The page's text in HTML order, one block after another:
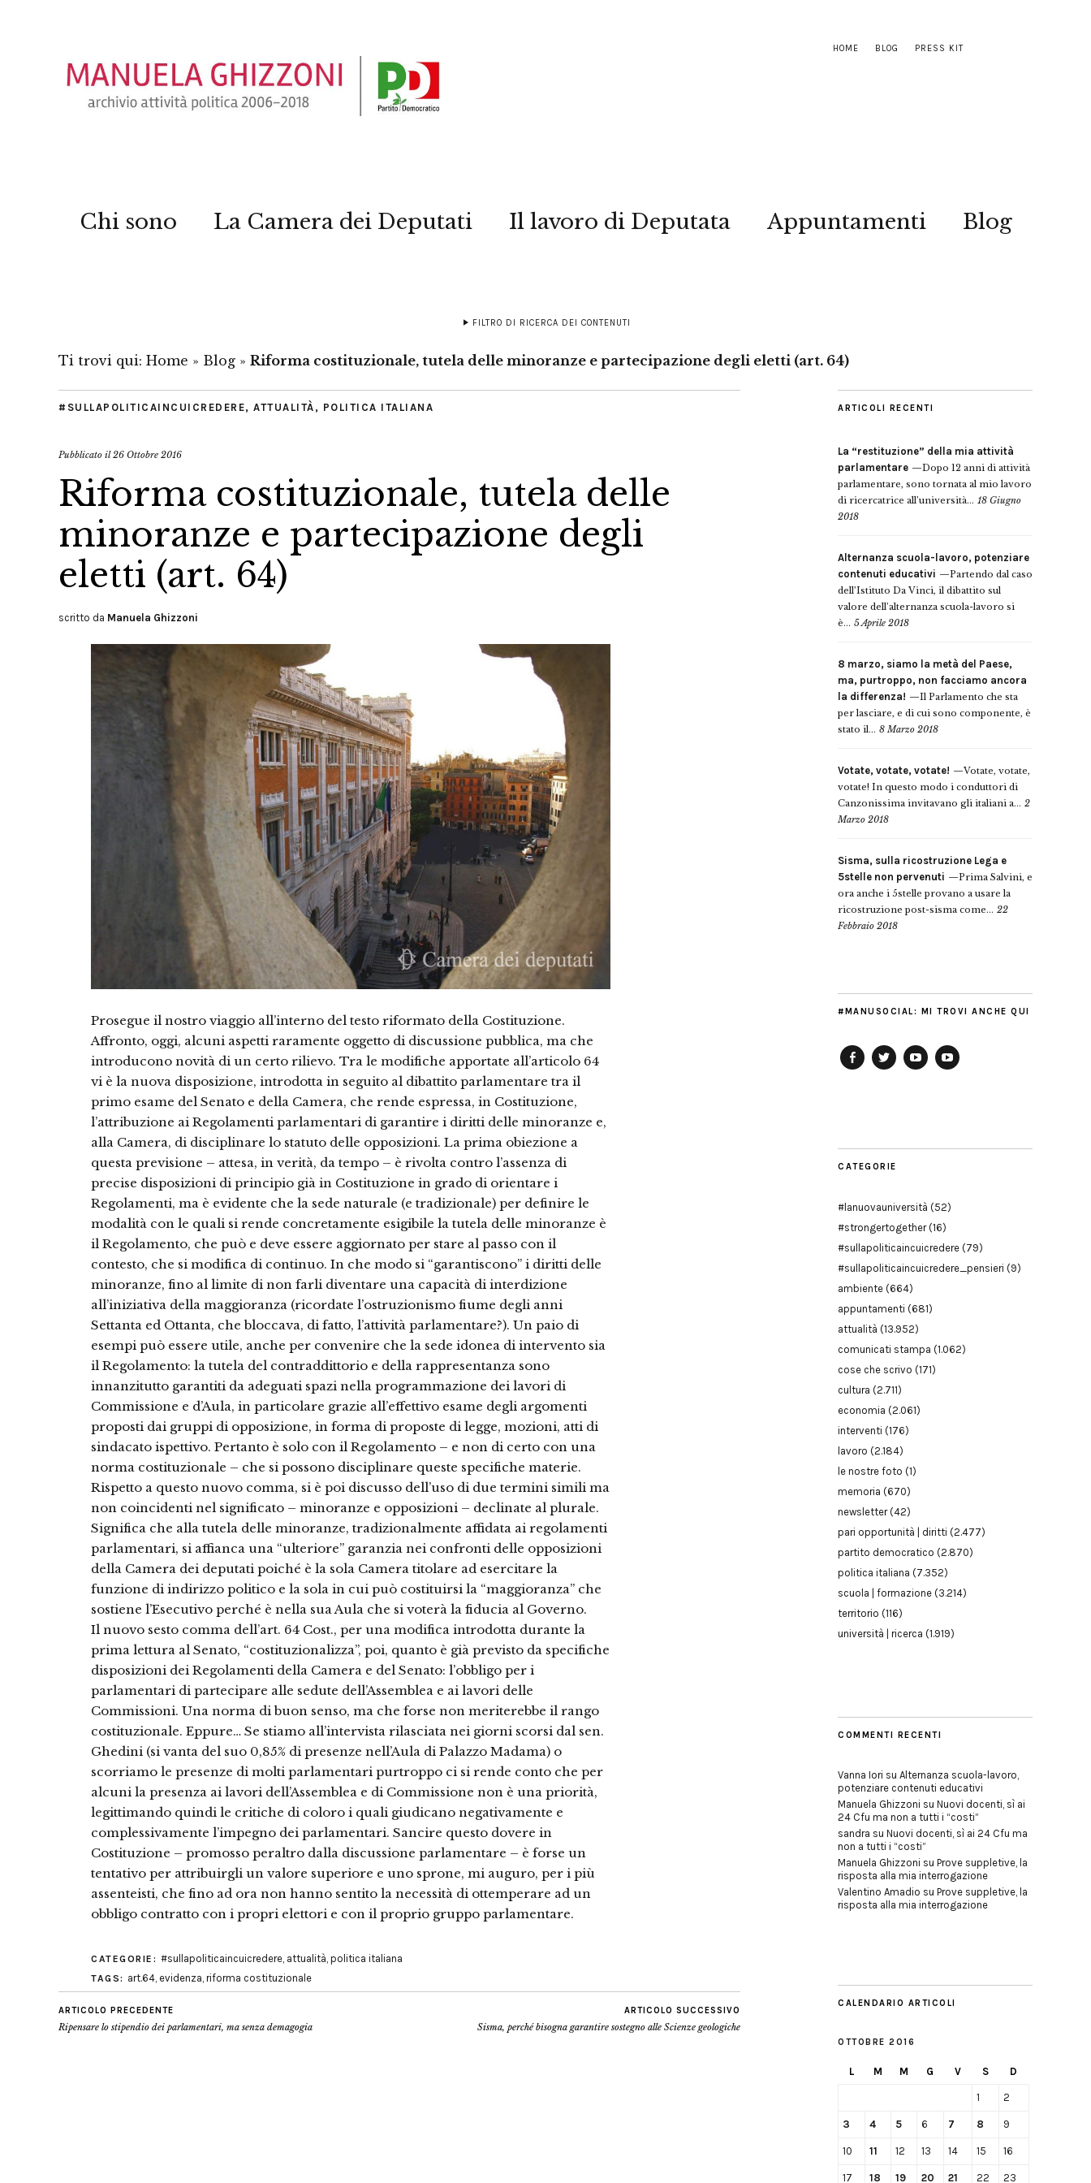
HOME BLOG PRESS KIT
Chi sono La Camera dei Deputati Il lavoro di Deputata Appuntamenti Blog
FILTRO DI RICERCA DEI CONTENUTI
Ti trovi qui: Home » Blog » Riforma costituzionale, tutela delle minoranze e partecipazione degli eletti (art. 64)
#SULLAPOLITICAINCUICREDERE, ATTUALITÀ , POLITICA ITALIANA
Pubblicato il26 Ottobre 2016
Riforma costituzionale, tutela delle
minoranze e partecipazione degli
eletti (art. 64)
scritto da Manuela Ghizzoni
Prosegue il nostro viaggio all’interno del testo riformato della Costituzione.
Affronto, oggi, alcuni aspetti raramente oggetto di discussione pubblica, ma che
introducono novità di un certo rilievo. Tra le modifiche apportate all’articolo 64
vi è la nuova disposizione, introdotta in seguito al dibattito parlamentare tra il
primo esame del Senato e della Camera, che rende espressa, in Costituzione,
l’attribuzione ai Regolamenti parlamentari di garantire i diritti delle minoranze e,
alla Camera, di disciplinare lo statuto delle opposizioni. La prima obiezione a
questa previsione – attesa, in verità, da tempo – è rivolta contro l’assenza di
precise disposizioni di principio già in Costituzione in grado di orientare i
Regolamenti, ma è evidente che la sede naturale (e tradizionale) per definire le
modalità con le quali si rende concretamente esigibile la tutela delle minoranze è
il Regolamento, che può e deve essere aggiornato per stare al passo con il
contesto, che si modifica di continuo. In che modo si “garantiscono” i diritti delle
minoranze, fino al limite di non farli diventare una capacità di interdizione
all’iniziativa della maggioranza (ricordate l’ostruzionismo fiume degli anni
Settanta ed Ottanta, che bloccava, di fatto, l’attività parlamentare?). Un paio di
esempi può essere utile, anche per convenire che la sede idonea di intervento sia
il Regolamento: la tutela del contraddittorio e della rappresentanza sono
innanzitutto garantiti da adeguati spazi nella programmazione dei lavori di
Commissione e d’Aula, in particolare grazie all’effettivo esame degli argomenti
proposti dai gruppi di opposizione, in forma di proposte di legge, mozioni, atti di
sindacato ispettivo. Pertanto è solo con il Regolamento – e non di certo con una
norma costituzionale – che si possono disciplinare queste specifiche materie.
Rispetto a questo nuovo comma, si è poi discusso dell’uso di due termini simili ma
non coincidenti nel significato – minoranze e opposizioni – declinate al plurale.
Significa che alla tutela delle minoranze, tradizionalmente affidata ai regolamenti
parlamentari, si affianca una “ulteriore” garanzia nei confronti delle opposizioni
della Camera dei deputati poiché è la sola Camera titolare ad esercitare la
funzione di indirizzo politico e la sola in cui può costituirsi la “maggioranza” che
sostiene l’Esecutivo perché è nella sua Aula che si voterà la fiducia al Governo.
Il nuovo sesto comma dell’art. 64 Cost., per una modifica introdotta durante la
prima lettura al Senato, “costituzionalizza”, poi, quanto è già previsto da specifiche
disposizioni dei Regolamenti della Camera e del Senato: l’obbligo per i
parlamentari di partecipare alle sedute dell’Assemblea e ai lavori delle
Commissioni. Una norma di buon senso, ma che forse non meriterebbe il rango
costituzionale. Eppure… Se stiamo all’intervista rilasciata nei giorni scorsi dal sen.
Ghedini (si vanta del suo 0,85% di presenze nell’Aula di Palazzo Madama) o
scorriamo le presenze di molti parlamentari purtroppo ci si rende conto che per
alcuni la presenza ai lavori dell’Assemblea e di Commissione non è una priorità,
legittimando quindi le critiche di coloro i quali giudicano negativamente e
complessivamente l’impegno dei parlamentari. Sancire questo dovere in
Costituzione – promosso peraltro dalla discussione parlamentare – è forse un
tentativo per attribuirgli un valore superiore e uno sprone, mi auguro, per i più
assenteisti, che fino ad ora non hanno sentito la necessità di ottemperare ad un
obbligo contratto con i propri elettori e con il proprio gruppo parlamentare.
CATEGORIE: #sullapoliticaincuicredere, attualità politica italiana
TAGS: art.64 evidenza riforma costituzionale
ARTICOLO PRECEDENTE
Ripensare lo stipendio dei parlamentari, ma senza demagogia
ARTICOLO SUCCESSIVO
Sisma, perché bisogna garantire sostegno alle Scienze geologiche
ARTICOLI RECENTI
La “restituzione” della mia attività
parlamentare
Dopo 12 anni di attività
parlamentare, sono tornata al mio lavoro
di ricercatrice all’università... 18 Giugno
2018
Alternanza scuola-lavoro, potenziare
contenuti educativi
Partendo dal caso
dell’Istituto Da Vinci, il dibattito sul
valore dell’alternanza scuola-lavoro si
è... 5 Aprile 2018
8 marzo, siamo la metà del Paese,
ma, purtroppo, non facciamo ancora
la differenza!
Il Parlamento che sta
per lasciare, e di cui sono componente, è
stato il... 8 Marzo 2018
Votate, votate, votate!
Votate, votate,
votate! In questo modo i conduttori di
Canzonissima invitavano gli italiani a... 2
Marzo 2018
Sisma, sulla ricostruzione Lega e
5stelle non pervenuti
Prima Salvini, e
ora anche i 5stelle provano a usare la
ricostruzione post-sisma come... 22
Febbraio 2018
#MANUSOCIAL: MI TROVI ANCHE QUI
CATEGORIE
#lanuovauniversità (52)
#strongertogether(16)
#sullapoliticaincuicredere (79)
#sullapoliticaincuicredere_pensieri (9)
ambiente (664)
appuntamenti (681)
attualità (13.952)
comunicati stampa (1.062)
cose che scrivo (171)
cultura (2.711)
economia (2.061)
interventi (176)
lavoro (2.184)
le nostre foto (1)
memoria (670)
newsletter(42)
pari opportunità | diritti (2.477)
partito democratico (2.870)
politica italiana (7.352)
scuola | formazione (3.214)
territorio (116)
università | ricerca (1.919)
COMMENTI RECENTI
Vanna Iori su Alternanza scuola-lavoro,
potenziare contenuti educativi
Manuela Ghizzoni su Nuovi docenti, sì ai
24 Cfu ma non a tutti i “costi”
sandra su Nuovi docenti, sì ai 24 Cfu ma
non a tutti i “costi”
Manuela Ghizzoni su Prove suppletive, la
risposta alla mia interrogazione
Valentino Amadio su Prove suppletive, la
risposta alla mia interrogazione
CALENDARIO ARTICOLI
OTTOBRE 2016
L M M G V S D
1 2
3 4 5 6 7 8 9
10 11 12 13 14 15 16
17 18 19 20 21 22 23